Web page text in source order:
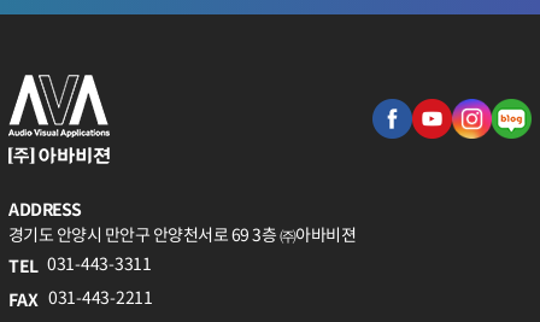
ADDRESS
경기도 안양시 만안구 안양천서로 69 3층 ㈜아바비젼
TEL 031-443-3311
FAX 031-443-2211